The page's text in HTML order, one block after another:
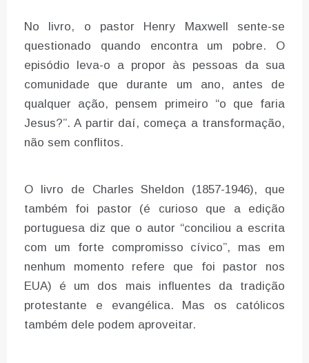
No livro, o pastor Henry Maxwell sente-se
questionado quando encontra um pobre. O
episódio leva-o a propor às pessoas da sua
comunidade que durante um ano, antes de
qualquer ação, pensem primeiro “o que faria
Jesus?”. A partir daí, começa a transformação,
não sem conflitos.
O livro de Charles Sheldon (1857-1946), que
também foi pastor (é curioso que a edição
portuguesa diz que o autor “conciliou a escrita
com um forte compromisso cívico”, mas em
nenhum momento refere que foi pastor nos
EUA) é um dos mais influentes da tradição
protestante e evangélica. Mas os católicos
também dele podem aproveitar.